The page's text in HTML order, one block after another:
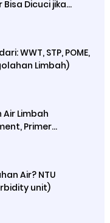
Bisa Dicuci jika
STP, POME,
Limbah)
Limbah
Primer
Treatment,
Air? NTU
unit)